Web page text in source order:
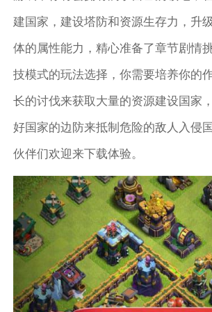
建国家，建设塔防和资源生存力，升
体的属性能力，精心准备了章节剧情
技模式的玩法选择，你需要培养你的
长的讨伐来获取大量的资源建设国家
好国家的边防来抵制危险的敌人入侵
伙伴们欢迎来下载体验。